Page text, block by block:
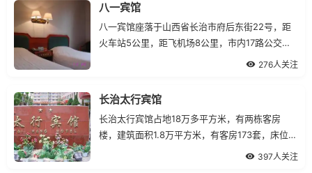
八一宾馆
八一宾馆座落于山西省长治市府后东街22号，距
火车站5公里，距飞机场8公里，市内17路公交车
直通八一宾馆，交通便利，地理位置优越。
276人关注
长治太行宾馆
长治太行宾馆占地18万多平方米，有两栋客房
楼，建筑面积1.8万平方米，有客房173套，床位
397人关注